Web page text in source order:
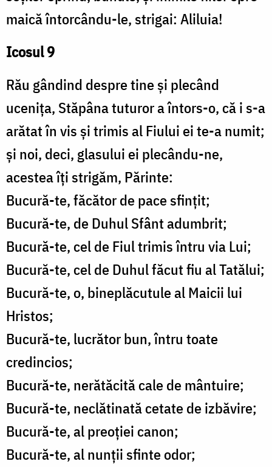
maică întorcându-le, strigai: Aliluia!
Icosul 9
Rău gândind despre tine și plecând
ucenița, Stăpâna tuturor a întors-o, că i s-a
arătat în vis și trimis al Fiului ei te-a numit;
și noi, deci, glasului ei plecându-ne,
acestea îți strigăm, Părinte:
Bucură-te, făcător de pace sfințit;
Bucură-te, de Duhul Sfânt adumbrit;
Bucură-te, cel de Fiul trimis întru via Lui;
Bucură-te, cel de Duhul făcut fiu al Tatălui;
Bucură-te, o, bineplăcutule al Maicii lui
Hristos;
Bucură-te, lucrător bun, întru toate
credincios;
Bucură-te, nerătăcită cale de mântuire;
Bucură-te, neclătinată cetate de izbăvire;
Bucură-te, al preoției canon;
Bucură-te, al nunții sfinte odor;